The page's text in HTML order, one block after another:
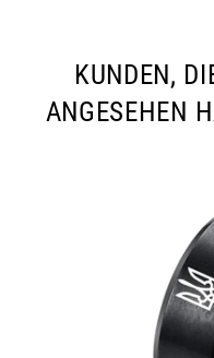
KUNDEN,
ANGESEHEN